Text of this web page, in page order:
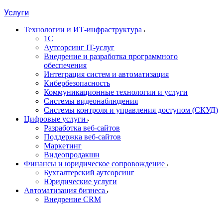
Услуги
Технологии и ИТ-инфраструктура
1С
Аутсорсинг IT-услуг
Внедрение и разработка программного
обеспечения
Интеграция систем и автоматизация
Кибербезопасность
Коммуникационные технологии и услуги
Системы видеонаблюдения
Системы контроля и управления доступом (СКУД)
Цифровые услуги
Разработка веб-сайтов
Поддержка веб-сайтов
Маркетинг
Видеопродакшн
Финансы и юридическое сопровождение
Бухгалтерский аутсорсинг
Юридические услуги
Автоматизация бизнеса
Внедрение CRM